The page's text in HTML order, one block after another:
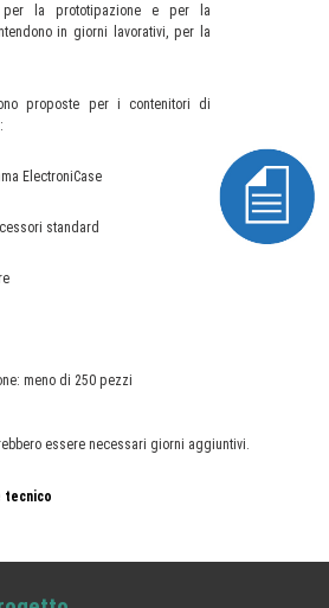
per la prototipazione e per la
in giorni lavorativi, per la
proposte per i contenitori di
ElectroniCase
standard
meno di 250 pezzi
essere necessari giorni aggiuntivi.
tecnico